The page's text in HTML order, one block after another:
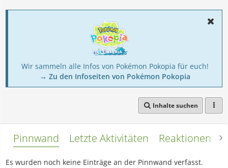
Wir sammeln alle Infos von Pokémon Pokopia für euch!
→ Zu den Infoseiten von Pokémon Pokopia
Inhalte suchen
Pinnwand Letzte Aktivitäten Reaktionen
Es wurden noch keine Einträge an der Pinnwand verfasst.